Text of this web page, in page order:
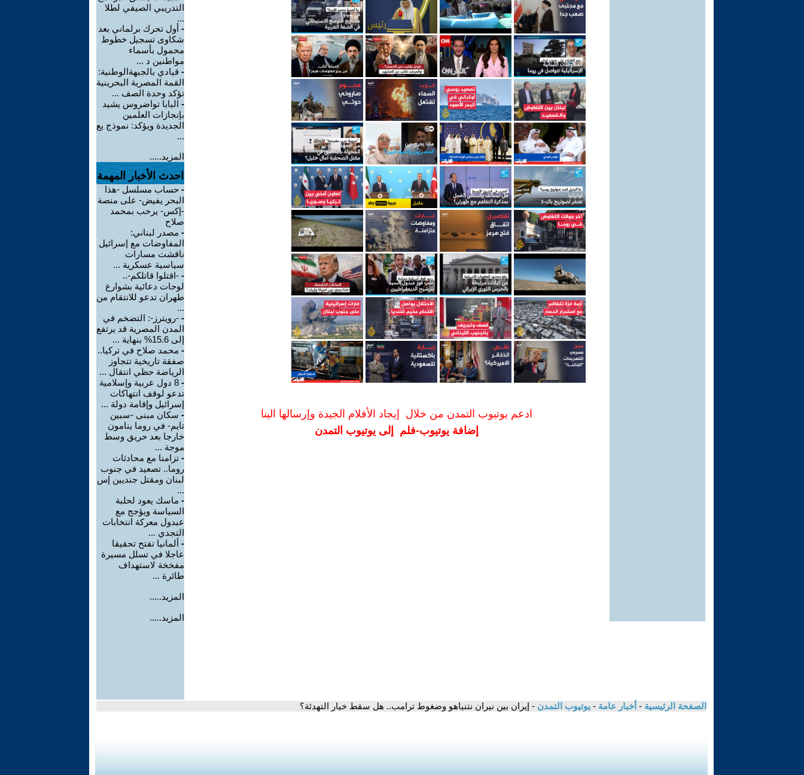
ادعم يوتيوب التمدن من خلال إيجاد الأفلام الجيدة وإرسالها الينا
إضافة يوتيوب-فلم إلى يوتيوب التمدن
التدريبي الصيفي لطلا
...
- أول تحرك برلماني بعد
شكاوى تسجيل خطوط
محمول بأسماء
مواطنين د ...
- قيادي بالجبهةالوطنية:
القمة المصرية البحرينية
تؤكد وحدة الصف ...
- البابا تواضروس يشيد
بإنجازات العلمين
الجديدة ويؤكد: نموذج يع
...
المزيد.....
احدث الأخبار المهمة
- حساب مسلسل -هذا
البحر يفيض- على منصة
-إكس- يرحب بمحمد
صلاح
- مصدر لبناني:
المفاوضات مع إسرائيل
ناقشت مسارات
سياسية عسكرية ...
- -اقتلوا قاتلكم-..
لوحات دعائية بشوارع
طهران تدعو للانتقام من
...
- -رويترز-: التضخم في
المدن المصرية قد يرتفع
إلى 15.6% بنهاية ...
- محمد صلاح في تركيا..
صفقة تاريخية تتجاوز
الرياضة حظي انتقال ...
-
8 دول عربية وإسلامية
تدعو لوقف انتهاكات
إسرائيل وإقامة دولة ...
- سكان مبنى -سبين
تايم- في روما ينامون
خارجا بعد حريق وسط
موجة ...
- تزامنا مع محادثات
روما.. تصعيد في جنوب
لبنان ومقتل جنديين إس
...
- ماسك يعود لحلبة
السياسة ويؤجج مع
عبدول معركة انتخابات
التجدي ...
- ألمانيا تفتح تحقيقا
عاجلا في تسلل مسيرة
مفخخة لاستهداف
طائرة ...
المزيد.....
المزيد.....
الصفحة الرئيسية - أخبار عامة - يوتيوب التمدن - إيران بين نيران نتنياهو وضغوط ترامب.. هل سقط خيار التهدئة؟